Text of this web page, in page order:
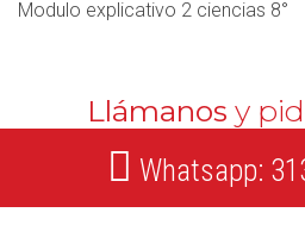
Modulo explicativo 2 ciencias 8°
Llámanos y
Whatsapp: